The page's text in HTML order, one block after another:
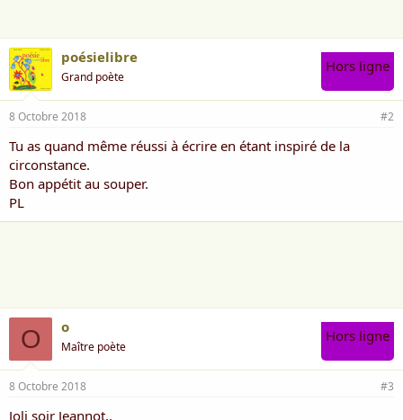
poésielibre
Grand poète
Hors ligne
8 Octobre 2018 #2
Tu as quand même réussi à écrire en étant inspiré de la
circonstance.
Bon appétit au souper.
PL
O o
Maître poète
Hors ligne
8 Octobre 2018 #3
Joli soir Jeannot,,